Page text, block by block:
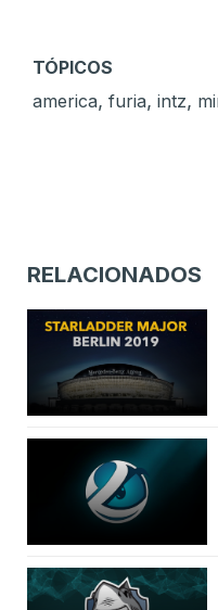
TÓPICOS
america, furia, intz,
RELACIONADOS